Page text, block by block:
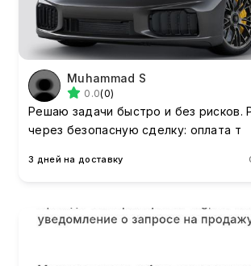
Muhammad S
0.0(0)
Решаю задачи быстро и без рисков.
через безопасную сделку: оплата т
3 дней на доставку